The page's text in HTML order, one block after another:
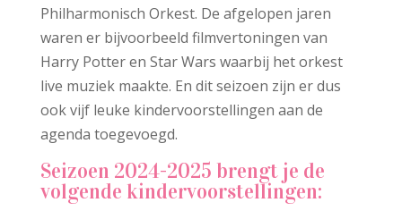
Philharmonisch Orkest. De afgelopen jaren
waren er bijvoorbeeld filmvertoningen van
Harry Potter en Star Wars waarbij het orkest
live muziek maakte. En dit seizoen zijn er dus
ook vijf leuke kindervoorstellingen aan de
agenda toegevoegd.
Seizoen 2024-2025 brengt je de
volgende kindervoorstellingen: